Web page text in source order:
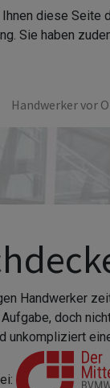
diese Seite
Sie haben
Handwerker vor
Handwerker
doch
unkompliziert